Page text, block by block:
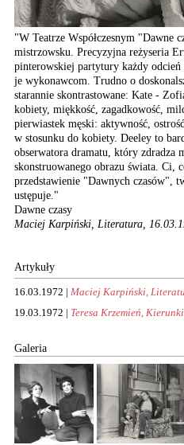
"W Teatrze Współczesnym "Dawne
mistrzowsku. Precyzyjna reżyseria
pinterowskiej partytury każdy odcień
je wykonawcom. Trudno o
starannie skontrastowane: Kate -
kobiety, miękkość, zagadkowość,
pierwiastek męski: aktywność,
w stosunku do kobiety. Deeley to
obserwatora dramatu, który zdradza
skonstruowanego obrazu świata. Ci,
przedstawienie "Dawnych czasów",
ustępuje."
Dawne czasy
Maciej Karpiński, Literatura,
Artykuły
16.03.1972 | Maciej Karpiński,
19.03.1972 | Teresa Krzemień,
Galeria